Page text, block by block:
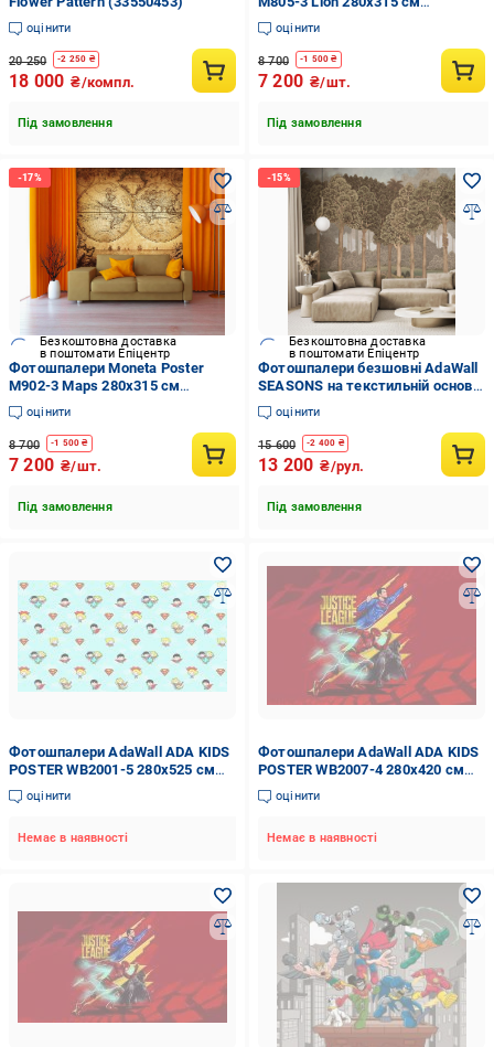
оцінити
20 250 -2 250 ₴
18 000 ₴/компл.
Під замовлення
(14119962)
оцінити
8 700 -1 500 ₴
7 200 ₴/шт.
Під замовлення
Безкоштовна доставка
в поштомати Епіцентр
Фотошпалери Moneta Poster
M902-3 Maps 280х315 см
(14117511)
оцінити
8 700 -1 500 ₴
7 200 ₴/шт.
Під замовлення
Безкоштовна доставка
в поштомати Епіцентр
Фотошпалери безшовні AdaWall
SEASONS на текстильній основі
Тропічний дизайн фрески
(SE306-3)
оцінити
15 600 -2 400 ₴
13 200 ₴/рул.
Під замовлення
Фотошпалери AdaWall ADA KIDS
POSTER WB2001-5 280x525 см
14,7 кв.м
оцінити
Немає в наявності
Фотошпалери AdaWall ADA KIDS
POSTER WB2007-4 280x420 см
11,76 кв.м
оцінити
Немає в наявності